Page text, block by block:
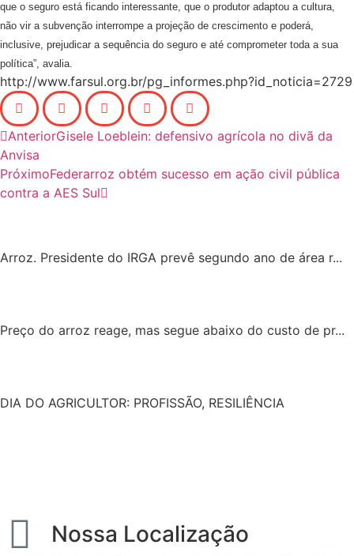
que o seguro está ficando interessante, que o produtor adaptou a cultura,
não vir a subvenção interrompe a projeção de crescimento e poderá,
inclusive, prejudicar a sequência do seguro e até comprometer toda a sua
política”, avalia.
http://www.farsul.org.br/pg_informes.php?id_noticia=2729
AnteriorGisele Loeblein: defensivo agrícola no divã da
Anvisa
PróximoFederarroz obtém sucesso em ação civil pública
contra a AES Sul
Arroz. Presidente do IRGA prevê segundo ano de área r...
Preço do arroz reage, mas segue abaixo do custo de pr...
DIA DO AGRICULTOR: PROFISSÃO, RESILIÊNCIA
Nossa Localização